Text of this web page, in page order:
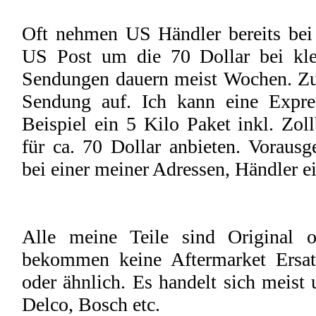
Oft nehmen US Händler bereits
US Post um die 70 Dollar bei
Sendungen dauern meist Wochen.
Sendung auf. Ich kann eine
Beispiel ein 5 Kilo Paket inkl.
für ca. 70 Dollar anbieten.
bei einer meiner Adressen, Händler
Alle meine Teile sind Original
bekommen keine Aftermarket
oder ähnlich. Es handelt sich
Delco, Bosch etc.